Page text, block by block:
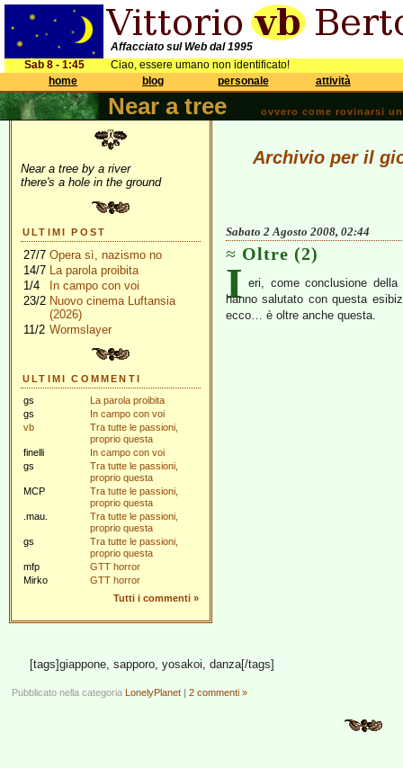
Affacciato sul Web dal 1995
Sab 8 - 1:45
Ciao, essere umano non identificato!
home
blog personale attività
Near a tree ovvero come rovinarsi
Near a tree by a river
there's a hole in the ground
ULTIMI POST
27/7 Opera sì, nazismo no
14/7 La parola proibita
1/4
In campo con voi
23/2 Nuovo cinema Luftansia
(2026)
11/2 Wormslayer
ULTIMI COMMENTI
gs
La parola proibita
gs
In campo con voi
vb
Tra tutte le passioni,
proprio questa
finelli
In campo con voi
gs
Tra tutte le passioni,
proprio questa
MCP
Tra tutte le passioni,
proprio questa
.mau.
Tra tutte le passioni,
proprio questa
gs
Tra tutte le passioni,
proprio questa
mfp
GTT horror
Mirko
GTT horror
Tutti i commenti »
Archivio per il
Sabato 2 Agosto 2008, 02:44
Oltre (2)
I eri, come conclusione
hanno salutato con questa
ecco… è oltre anche questa.
[tags]giappone, sapporo, yosakoi, danza[/tags]
Pubblicato nella categoria LonelyPlanet | 2 commenti »